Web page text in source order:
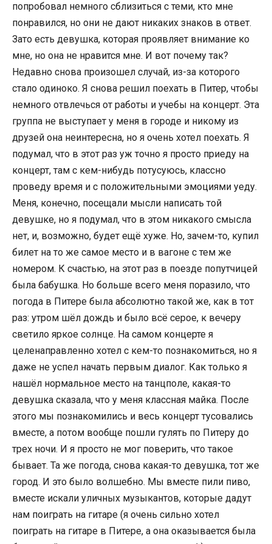
попробовал немного сблизиться с теми, кто мне
понравился, но они не дают никаких знаков в ответ.
Зато есть девушка, которая проявляет внимание ко
мне, но она не нравится мне. И вот почему так?
Недавно снова произошел случай, из-за которого
стало одиноко. Я снова решил поехать в Питер, чтобы
немного отвлечься от работы и учебы на концерт. Эта
группа не выступает у меня в городе и никому из
друзей она неинтересна, но я очень хотел поехать. Я
подумал, что в этот раз уж точно я просто приеду на
концерт, там с кем-нибудь потусуюсь, классно
проведу время и с положительными эмоциями уеду.
Меня, конечно, посещали мысли написать той
девушке, но я подумал, что в этом никакого смысла
нет, и, возможно, будет ещё хуже. Но, зачем-то, купил
билет на то же самое место и в вагоне с тем же
номером. К счастью, на этот раз в поезде попутчицей
была бабушка. Но больше всего меня поразило, что
погода в Питере была абсолютно такой же, как в тот
раз: утром шёл дождь и было всё серое, к вечеру
светило яркое солнце. На самом концерте я
целенаправленно хотел с кем-то познакомиться, но я
даже не успел начать первым диалог. Как только я
нашёл нормальное место на танцполе, какая-то
девушка сказала, что у меня классная майка. После
этого мы познакомились и весь концерт тусовались
вместе, а потом вообще пошли гулять по Питеру до
трех ночи. И я просто не мог поверить, что такое
бывает. Та же погода, снова какая-то девушка, тот же
город. И это было волшебно. Мы вместе пили пиво,
вместе искали уличных музыкантов, которые дадут
нам поиграть на гитаре (я очень сильно хотел
поиграть на гитаре в Питере, а она оказывается была